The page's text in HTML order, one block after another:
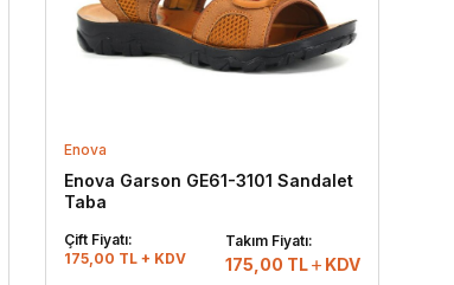
Enova
Enova Garson GE61-3101 Sandalet
Taba
Çift Fiyatı:
175,00 TL + KDV
Takım Fiyatı:
175,00 TL KDV